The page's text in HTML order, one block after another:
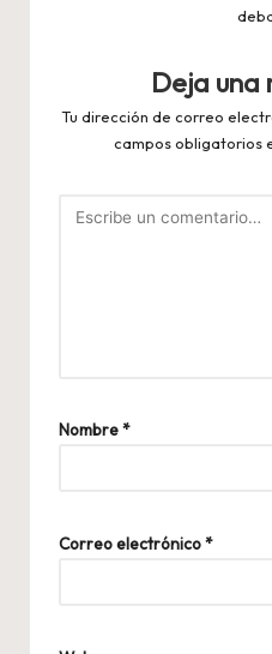
Deja una
Tu dirección de correo
campos obligatorios
Nombre*
Correo electrónico*